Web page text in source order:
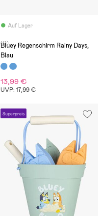
Auf Lager
(0)
Bluey Regenschirm Rainy Days,
Blau
13,99 €
UVP: 17,99 €
Superpreis